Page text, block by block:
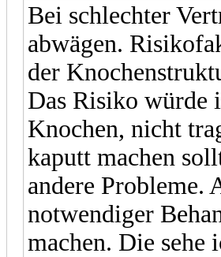
Bei schlechter
abwägen.
der
Das Risiko würde
Knochen, nicht
kaputt machen
andere Probleme.
notwendiger
machen. Die sehe